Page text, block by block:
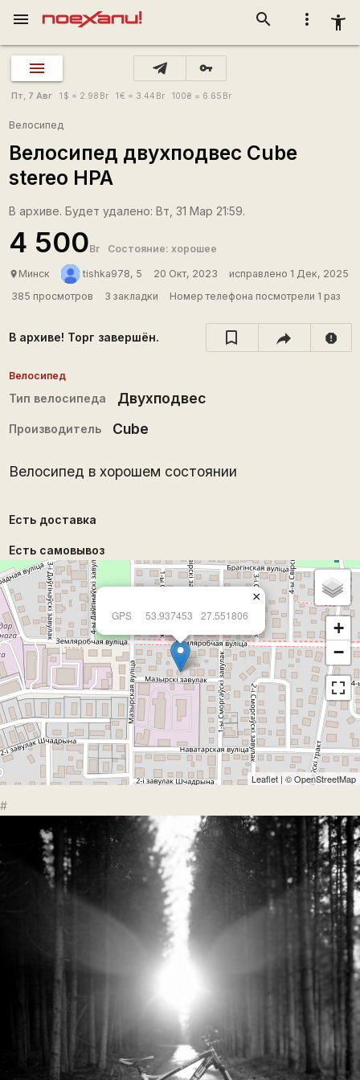
more_vert accessibility_new
search
menu
vpn_key
Пт, 7 Авг 1 $ = 2.98 Br 1€ = 3.44 Br 100₴ = 6.65 Br
Велосипед
Велосипед двухподвес Cube
stereo HPA
В архиве. Будет удалено: Вт, 31 Мар 21:59.
4 500Br Состояние: хорошее
place Минск tishka978, 5 20 Окт, 2023
исправлено 1 Дек, 2025
385 просмотров
3 закладки Номер телефона посмотрели 1 раз
В архиве! Торг завершён. report
Велосипед
Тип велосипеда Двухподвес
Производитель Cube
Велосипед в хорошем состоянии
Есть доставка
Есть самовывоз
GPS 53.937453 27.551806
×
+
−
Leaflet | ©OpenStreetMap
#